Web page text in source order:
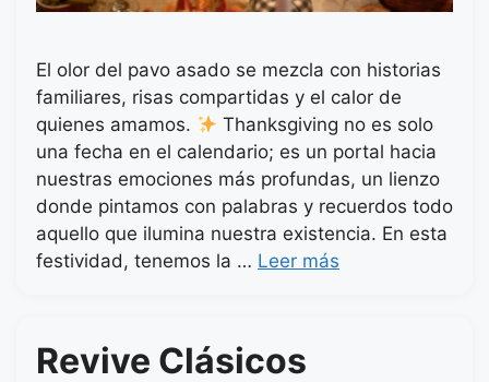
El olor del pavo asado se mezcla con historias
familiares, risas compartidas y el calor de
quienes amamos.
Thanksgiving no es solo
una fecha en el calendario; es un portal hacia
nuestras emociones más profundas, un lienzo
donde pintamos con palabras y recuerdos todo
aquello que ilumina nuestra existencia. En esta
festividad, tenemos la … Leer más
Revive Clásicos